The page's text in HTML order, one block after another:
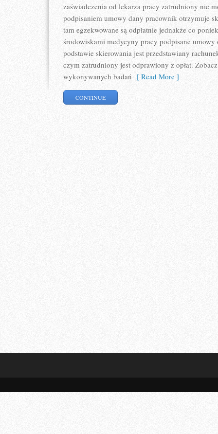
zaświadczenia od lekarza pracy zatrudniony nie
podpisaniem umowy dany pracownik otrzymuje
tam egzekwowane są odpłatnie jednakże co
środowiskami medycyny pracy podpisane umowy
podstawie skierowania jest przedstawiany
czym zatrudniony jest odprawiony z opłat.
wykonywanych badań [ Read More ]
CONTINUE